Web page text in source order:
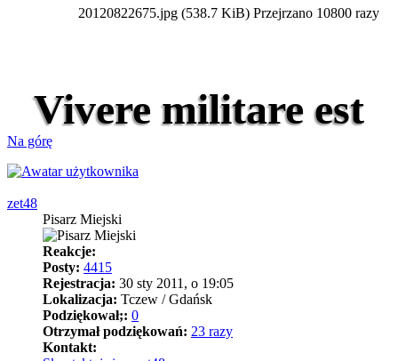
20120822675.jpg (538.7 KiB) Przejrzano 10800 razy
Vi­vere mi­lita­re est
Na górę
zet48
Pisarz Miejski
Reakcje:
Posty: 4415
Rejestracja: 30 sty 2011, o 19:05
Lokalizacja: Tczew / Gdańsk
Podziękował;: 0
Otrzymał podziękowań: 23 razy
Kontakt: